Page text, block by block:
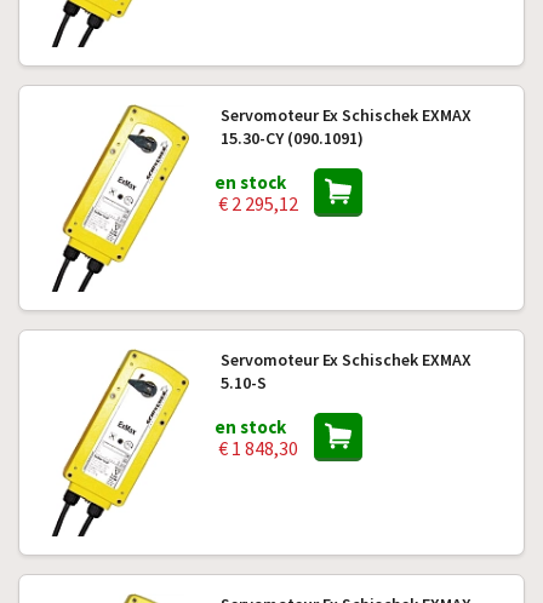
Servomoteur Ex Schischek EXMAX
15.30-CY (090.1091)
en stock
€ 2 295,12
Servomoteur Ex Schischek EXMAX
5.10-S
en stock
€ 1 848,30